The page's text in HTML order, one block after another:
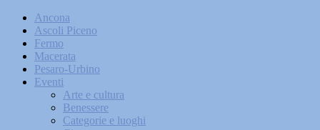
Ancona
Ascoli Piceno
Fermo
Macerata
Pesaro-Urbino
Eventi
Arte e cultura
Benessere
Categorie e luoghi